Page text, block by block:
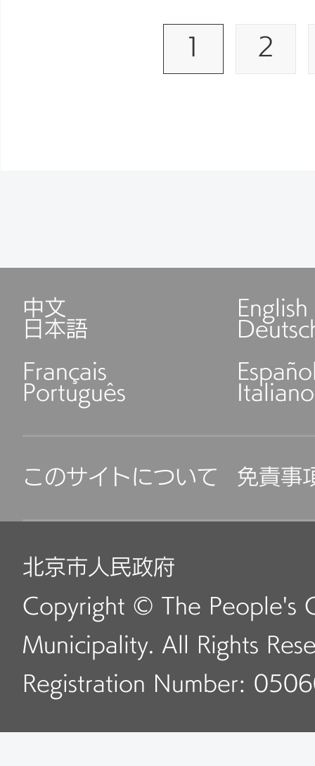
1 2
中文 English
日本語
Français
Português Italiano
このサイトについて 免責事
北京市人民政府
Copyright © The People's
Municipality. All Rights
Registration Number: